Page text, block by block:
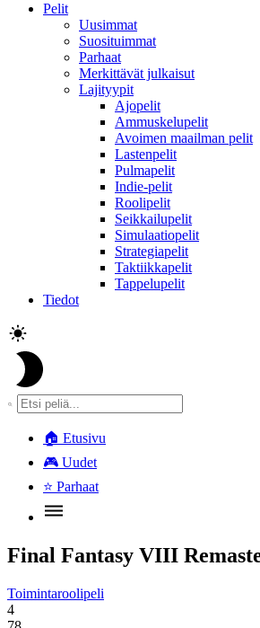
Pelit
Uusimmat
Suosituimmat
Parhaat
Merkittävät julkaisut
Lajityypit
Ajopelit
Ammuskelupelit
Avoimen maailman pelit
Lastenpelit
Pulmapelit
Indie-pelit
Roolipelit
Seikkailupelit
Simulaatiopelit
Strategiapelit
Taktiikkapelit
Tappelupelit
Tiedot
🏠 Etusivu
🎮 Uudet
⭐ Parhaat
Final Fantasy VIII
Toimintaroolipeli
4